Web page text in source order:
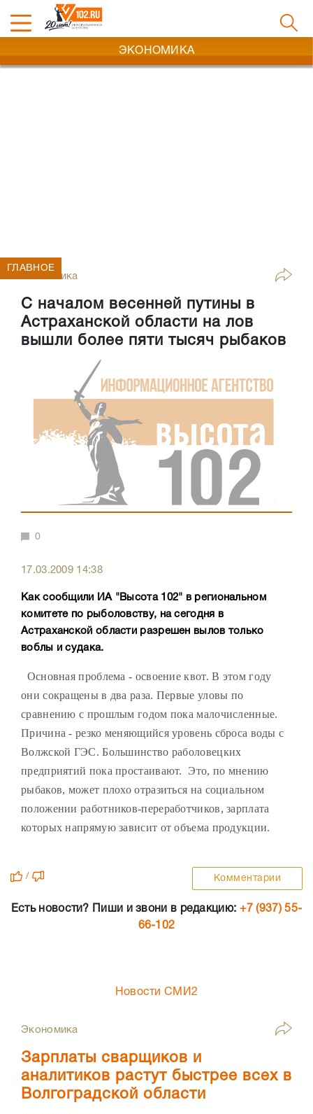
ЭКОНОМИКА
Экономика
С началом весенней путины в
Астраханской области на лов
вышли более пяти тысяч рыбаков
ГЛАВНОЕ
0
17.03.2009 14:38
Как сообщили ИА "Высота 102" в региональном
комитете по рыболовству, на сегодня в
Астраханской области разрешен вылов только
воблы и судака.
Основная проблема - освоение квот. В этом году
они сокращены в два раза. Первые уловы по
сравнению с прошлым годом пока малочисленные.
Причина - резко меняющийся уровень сброса воды с
Волжской ГЭС. Большинство раболовецких
предприятий пока простаивают. Это, по мнению
рыбаков, может плохо отразиться на социальном
положении работников-переработчиков, зарплата
которых напрямую зависит от объема продукции.
/ Комментарии
Есть новости? Пиши и звони в редакцию: +7 (937) 55-
66-102
Новости СМИ2
Экономика
Зарплаты сварщиков и
аналитиков растут быстрее всех в
Волгоградской области